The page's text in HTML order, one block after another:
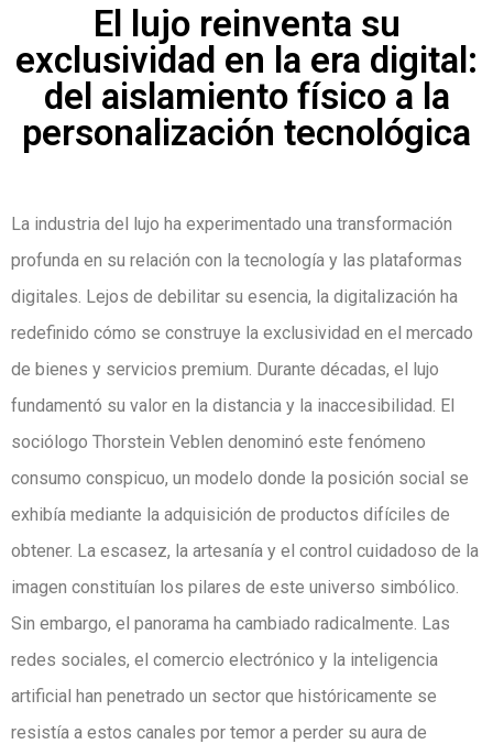
El lujo reinventa su
exclusividad en la era digital:
del aislamiento físico a la
personalización tecnológica
La industria del lujo ha experimentado una transformación
profunda en su relación con la tecnología y las plataformas
digitales. Lejos de debilitar su esencia, la digitalización ha
redefinido cómo se construye la exclusividad en el mercado
de bienes y servicios premium. Durante décadas, el lujo
fundamentó su valor en la distancia y la inaccesibilidad. El
sociólogo Thorstein Veblen denominó este fenómeno
consumo conspicuo, un modelo donde la posición social se
exhibía mediante la adquisición de productos difíciles de
obtener. La escasez, la artesanía y el control cuidadoso de la
imagen constituían los pilares de este universo simbólico.
Sin embargo, el panorama ha cambiado radicalmente. Las
redes sociales, el comercio electrónico y la inteligencia
artificial han penetrado un sector que históricamente se
resistía a estos canales por temor a perder su aura de